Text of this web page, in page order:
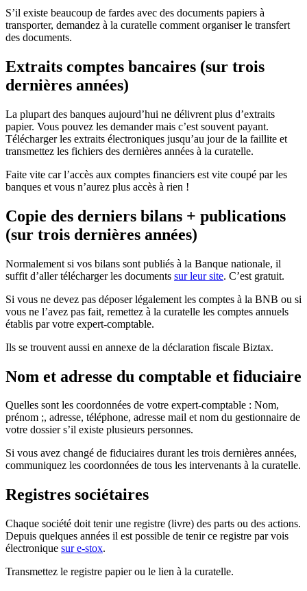
S’il existe beaucoup de fardes avec des documents papiers à
transporter, demandez à la curatelle comment organiser le transfert
des documents.
Extraits comptes bancaires (sur trois
dernières années)
La plupart des banques aujourd’hui ne délivrent plus d’extraits
papier. Vous pouvez les demander mais c’est souvent payant.
Télécharger les extraits électroniques jusqu’au jour de la faillite et
transmettez les fichiers des dernières années à la curatelle.
Faite vite car l’accès aux comptes financiers est vite coupé par les
banques et vous n’aurez plus accès à rien !
Copie des derniers bilans + publications
(sur trois dernières années)
Normalement si vos bilans sont publiés à la Banque nationale, il
suffit d’aller télécharger les documents sur leur site. C’est gratuit.
Si vous ne devez pas déposer légalement les comptes à la BNB ou si
vous ne l’avez pas fait, remettez à la curatelle les comptes annuels
établis par votre expert-comptable.
Ils se trouvent aussi en annexe de la déclaration fiscale Biztax.
Nom et adresse du comptable et fiduciaire
Quelles sont les coordonnées de votre expert-comptable : Nom,
prénom ;, adresse, téléphone, adresse mail et nom du gestionnaire de
votre dossier s’il existe plusieurs personnes.
Si vous avez changé de fiduciaires durant les trois dernières années,
communiquez les coordonnées de tous les intervenants à la curatelle.
Registres sociétaires
Chaque société doit tenir une registre (livre) des parts ou des actions.
Depuis quelques années il est possible de tenir ce registre par vois
électronique sur e-stox.
Transmettez le registre papier ou le lien à la curatelle.